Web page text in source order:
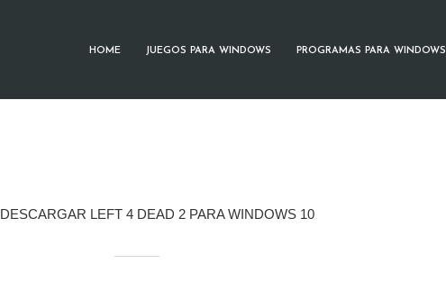
HOME JUEGOS PARA WINDOWS PROGRAMAS PARA WINDOWS
DESCARGAR LEFT 4 DEAD 2 PARA WINDOWS 10